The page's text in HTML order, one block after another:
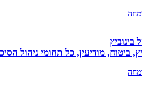
בינוביץ
ביטוח, מודיעין, כל תחומי ניהול